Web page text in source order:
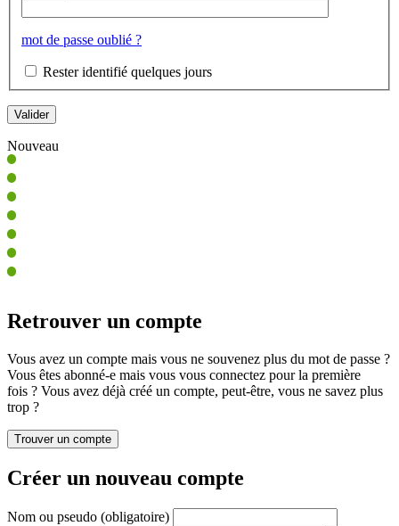
mot de passe oublié ?
Rester identifié quelques jours
Nouveau
Retrouver un compte
Vous avez un compte mais vous ne souvenez plus du mot de passe ?
Vous êtes abonné-e mais vous vous connectez pour la première
fois ? Vous avez déjà créé un compte, peut-être, vous ne savez plus
trop ?
Créer un nouveau compte
Nom ou pseudo (obligatoire)